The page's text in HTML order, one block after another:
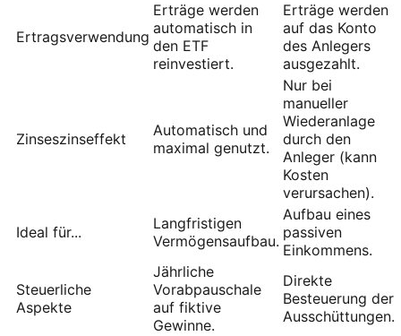
Ertragsverwendung
Erträge werden
automatisch in
den ETF
reinvestiert.
Erträge werden
auf das Konto
des Anlegers
ausgezahlt.
Zinseszinseffekt
Automatisch und
maximal genutzt.
Nur bei
manueller
Wiederanlage
durch den
Anleger (kann
Kosten
verursachen).
Ideal für...
Langfristigen
Vermögensaufbau.
Aufbau eines
passiven
Einkommens.
Steuerliche
Aspekte
Jährliche
Vorabpauschale
auf fiktive
Gewinne.
Direkte
Besteuerung der
Ausschüttungen.